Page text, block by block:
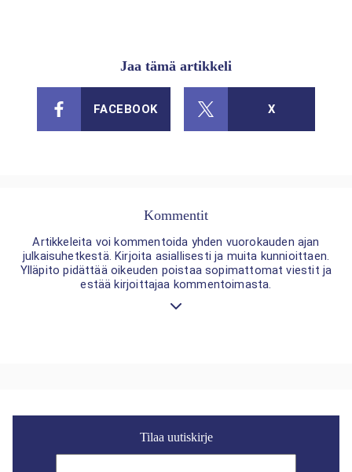
Jaa tämä artikkeli
FACEBOOK X
Kommentit
Artikkeleita voi kommentoida yhden vuorokauden ajan
julkaisuhetkestä. Kirjoita asiallisesti ja muita kunnioittaen.
Ylläpito pidättää oikeuden poistaa sopimattomat viestit ja
estää kirjoittajaa kommentoimasta.
Tilaa uutiskirje